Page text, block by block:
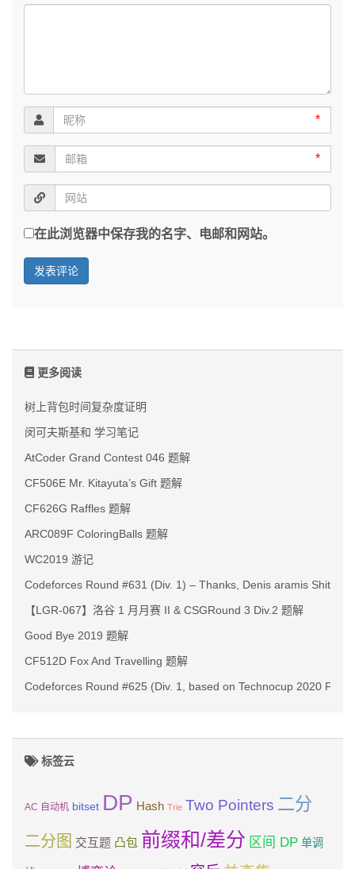
*
*
在此浏览器中保存我的名字、电邮和网站。
更多阅读
树上背包时间复杂度证明
闵可夫斯基和 学习笔记
AtCoder Grand Contest 046 题解
CF506E Mr. Kitayuta’s Gift 题解
CF626G Raffles 题解
ARC089F ColoringBalls 题解
WC2019 游记
Codeforces Round #631 (Div. 1) – Thanks, Denis aramis Shitov!
【LGR-067】洛谷 1 月月赛 II & CSGRound 3 Div.2 题解
Good Bye 2019 题解
CF512D Fox And Travelling 题解
Codeforces Round #625 (Div. 1, based on Technocup 2020 Final
标签云
AC 自动机 bitset DP Hash Trie Two Pointers 二分
二分图 交互题 凸包 前缀和/差分 区间 DP 单调